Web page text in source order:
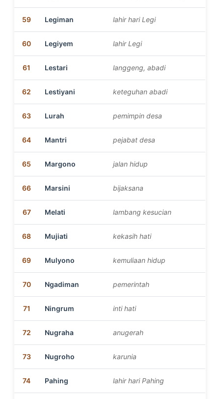
59 Legiman lahir hari Legi
60 Legiyem lahir Legi
61 Lestari langgeng, abadi
62 Lestiyani keteguhan abadi
63 Lurah pemimpin desa
64 Mantri pejabat desa
65 Margono jalan hidup
66 Marsini bijaksana
67 Melati lambang kesucian
68 Mujiati kekasih hati
69 Mulyono kemuliaan hidup
70 Ngadiman pemerintah
71 Ningrum inti hati
72 Nugraha anugerah
73 Nugroho karunia
74 Pahing lahir hari Pahing